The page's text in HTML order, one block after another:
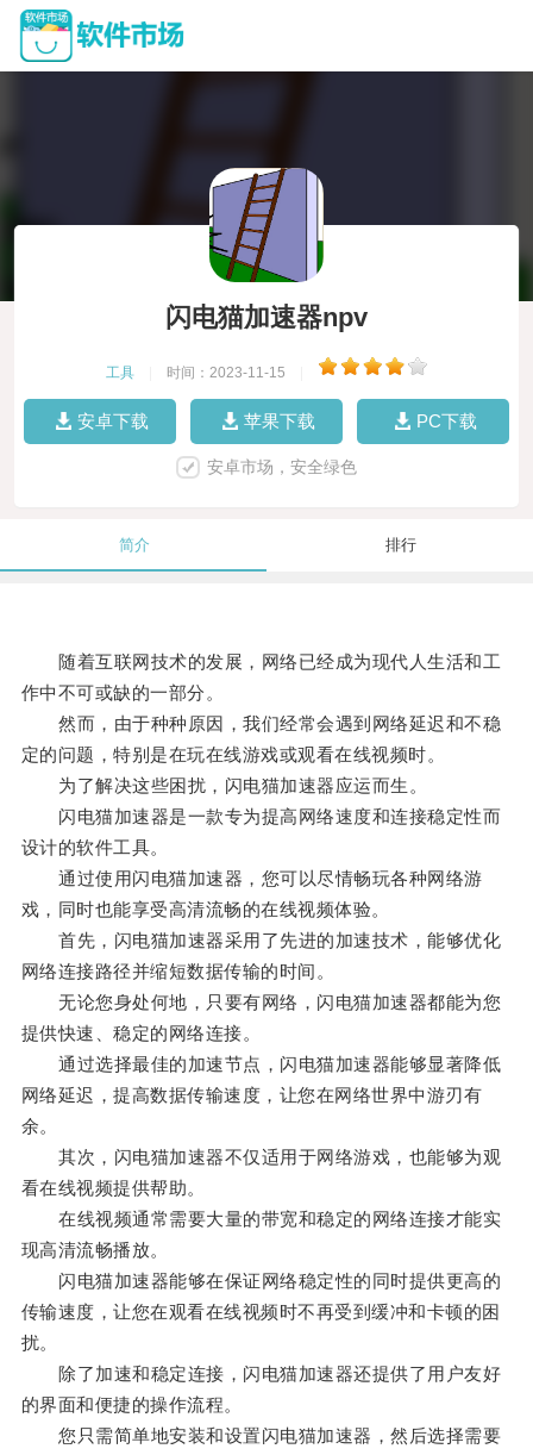
闪电猫加速器npv
工具 时间：2023-11-15
安卓下载 苹果下载 PC下载
安卓市场，安全绿色
简介 排行
随着互联网技术的发展，网络已经成为现代人生活和工
作中不可或缺的一部分。
然而，由于种种原因，我们经常会遇到网络延迟和不稳
定的问题，特别是在玩在线游戏或观看在线视频时。
为了解决这些困扰，闪电猫加速器应运而生。
闪电猫加速器是一款专为提高网络速度和连接稳定性而
设计的软件工具。
通过使用闪电猫加速器，您可以尽情畅玩各种网络游
戏，同时也能享受高清流畅的在线视频体验。
首先，闪电猫加速器采用了先进的加速技术，能够优化
网络连接路径并缩短数据传输的时间。
无论您身处何地，只要有网络，闪电猫加速器都能为您
提供快速、稳定的网络连接。
通过选择最佳的加速节点，闪电猫加速器能够显著降低
网络延迟，提高数据传输速度，让您在网络世界中游刃有
余。
其次，闪电猫加速器不仅适用于网络游戏，也能够为观
看在线视频提供帮助。
在线视频通常需要大量的带宽和稳定的网络连接才能实
现高清流畅播放。
闪电猫加速器能够在保证网络稳定性的同时提供更高的
传输速度，让您在观看在线视频时不再受到缓冲和卡顿的困
扰。
除了加速和稳定连接，闪电猫加速器还提供了用户友好
的界面和便捷的操作流程。
您只需简单地安装和设置闪电猫加速器，然后选择需要